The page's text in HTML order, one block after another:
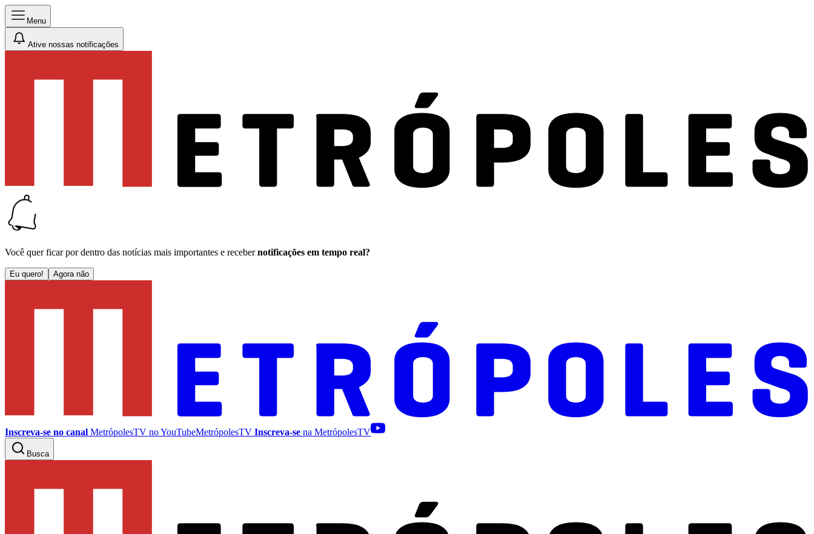
Menu
Ative nossas notificações
Você quer ficar por dentro das notícias mais importantes e receber notificações em tempo real?
Eu quero! Agora não
Inscreva-se no canal MetrópolesTV noYouTubeMetrópolesTV Inscreva-se na MetrópolesTV
Busca